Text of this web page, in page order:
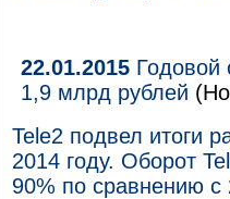
22.01.2015 Годовой
1,9 млрд рублей
Tele2 подвел итоги
2014 году. Оборот
90% по сравнению с